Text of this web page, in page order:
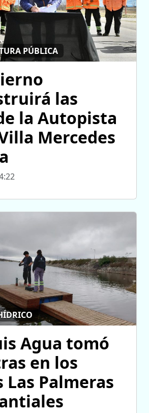
PÚBLICA
las
la Autopista
Mercedes
Agua tomó
en los
Las Palmeras